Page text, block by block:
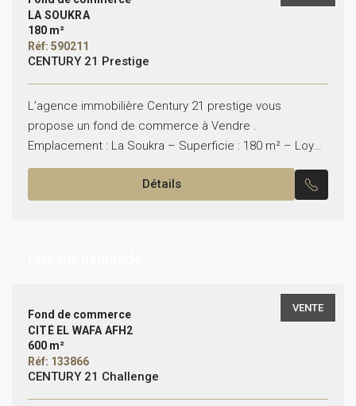
LA SOUKRA
180 m²
Réf: 590211
CENTURY 21 Prestige
L’agence immobilière Century 21 prestige vous
propose un fond de commerce à Vendre .
Emplacement : La Soukra – Superficie : 180 m² – Loyer
mensuel : 4000DT Pour plus d’informations ou...
Détails
VENTE
Fond de commerce
CITÉ EL WAFA AFH2
600 m²
Réf: 133866
CENTURY 21 Challenge